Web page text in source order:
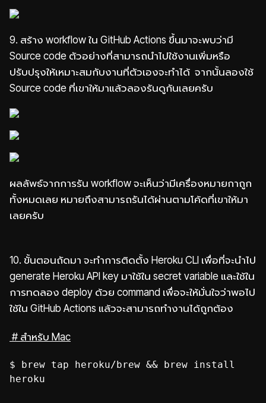
9. สร้าง workflow ใน GitHub Actions ขึ้นมาจะพบว่ามี
Source code ตัวอย่างที่สามารถนำไปใช้งานเพิ่มหรือ
ปรับปรุงให้เหมาะสมกับงานที่ตัวเองจะทำได้ จากนั้นลองใช้
Source code ที่เขาให้มาแล้วลองรันดูกันเลยครับ
ผลลัพธ์จากการรัน workflow จะเห็นว่ามีเครื่องหมายกาถูก
ทั้งหมดเลย หมายถึงสามารถรันได้ผ่านตามโค้ดที่เขาให้มา
เลยครับ
10. ขั้นตอนถัดมา จะทำการติดตั้ง Heroku CLI เพื่อที่จะนำไป
generate Heroku API key มาใช้ใน secret variable และใช้ใน
การทดลอง deploy ด้วย command เพื่อจะให้มั่นใจว่าพอไป
ใช้ใน GitHub Actions แล้วจะสามารถทำงานได้ถูกต้อง
# สำหรับ Mac
$ brew tap heroku/brew && brew install
heroku